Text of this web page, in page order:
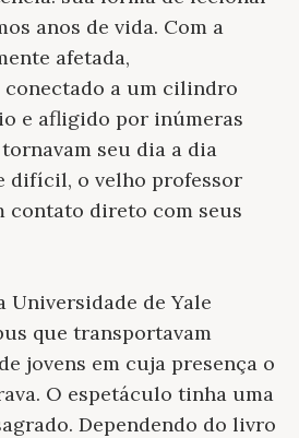
anos de vida. Com a
afetada,
conectado a um cilindro
e afligido por inúmeras
seu dia a dia
difícil, o velho professor
contato direto com seus
Universidade de Yale
que transportavam
jovens em cuja presença o
O espetáculo tinha uma
Dependendo do livro